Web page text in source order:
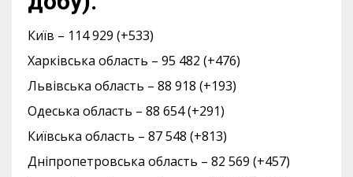
Київ – 114 929 (+533)
Харківська область – 95 482 (+476)
Львівська область – 88 918 (+193)
Одеська область – 88 654 (+291)
Київська область – 87 548 (+813)
Дніпропетровська область – 82 569 (+457)